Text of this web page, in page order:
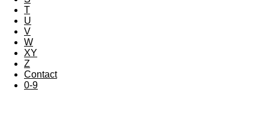
T
U
V
W
XY
Z
Contact
0-9